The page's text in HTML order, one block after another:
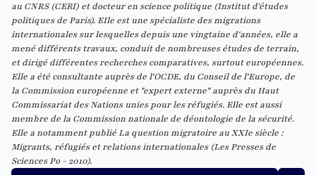
au CNRS(CERI) et docteur en science politique (Institut d'études
politiques de Paris). EIle est une spécialiste des migrations
internationales sur lesquelles depuis une vingtaine d'années, elle a
mené différents travaux, conduit de nombreuses études de terrain,
et dirigé différentes recherches comparatives, surtout européennes.
Elle a été consultante auprès de l'OCDE, du Conseil de l'Europe, de
la Commission européenne et "expert externe" auprès duHaut
Commissariat des Nations unies pour les réfugiés. Elle est aussi
membre de la Commission nationale de déontologie de la sécurité.
Elle a notamment publiéLa question migratoire au XXIe siècle :
Migrants, réfugiés et relations internationales (Les Presses de
Sciences Po - 2010).